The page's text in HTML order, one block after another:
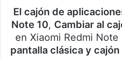
El cajón de
Note 10, Cambiar al
en Xiaomi Redmi Note
pantalla clásica y